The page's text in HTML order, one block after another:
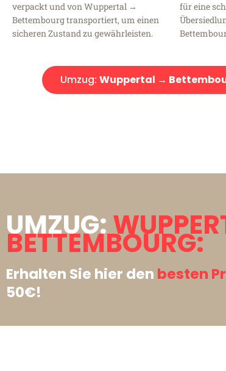
verpackt und von Wuppertal →
Bettembourg transportiert, um einen
sicheren Zustand zu gewährleisten.
für eine
Umzug: Wuppertal →
UMZUG:
BETTEMBOURG:
Erhalten Sie hier den besten
50€!